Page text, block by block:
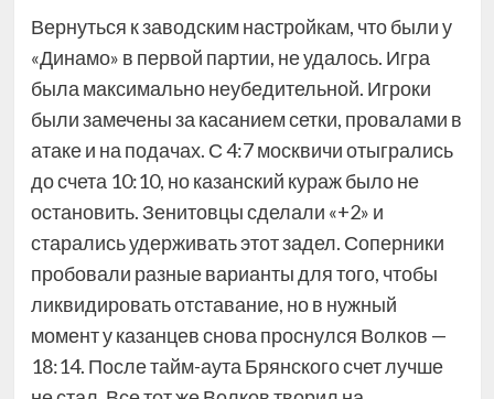
Вернуться к заводским настройкам, что были у
«Динамо» в первой партии, не удалось. Игра
была максимально неубедительной. Игроки
были замечены за касанием сетки, провалами в
атаке и на подачах. С 4:7 москвичи отыгрались
до счета 10:10, но казанский кураж было не
остановить. Зенитовцы сделали «+2» и
старались удерживать этот задел. Соперники
пробовали разные варианты для того, чтобы
ликвидировать отставание, но в нужный
момент у казанцев снова проснулся Волков —
18:14. После тайм-аута Брянского счет лучше